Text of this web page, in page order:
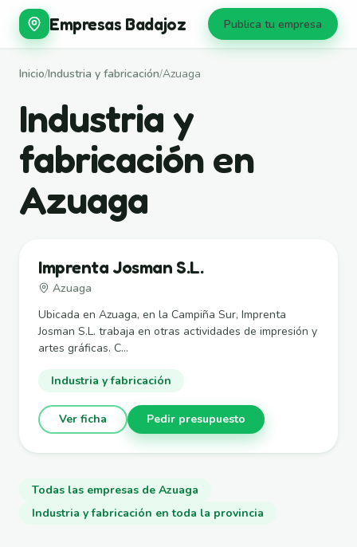
Empresas Badajoz Publica tu empresa
Inicio/Industria y fabricación/Azuaga
Industria y
fabricación en
Azuaga
Imprenta Josman S.L.
Azuaga
Ubicada en Azuaga, en la Campiña Sur, Imprenta
Josman S.L. trabaja en otras actividades de impresión y
artes gráficas. C...
Industria y fabricación
Ver ficha Pedir presupuesto
Todas las empresas de Azuaga
Industria y fabricación en toda la provincia